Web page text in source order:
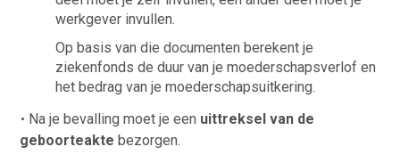
werkgever invullen.
Op basis van die documenten berekent je
ziekenfonds de duur van je moederschapsverlof en
het bedrag van je moederschapsuitkering.
Na je bevalling moet je een uittreksel van de
geboorteakte bezorgen.